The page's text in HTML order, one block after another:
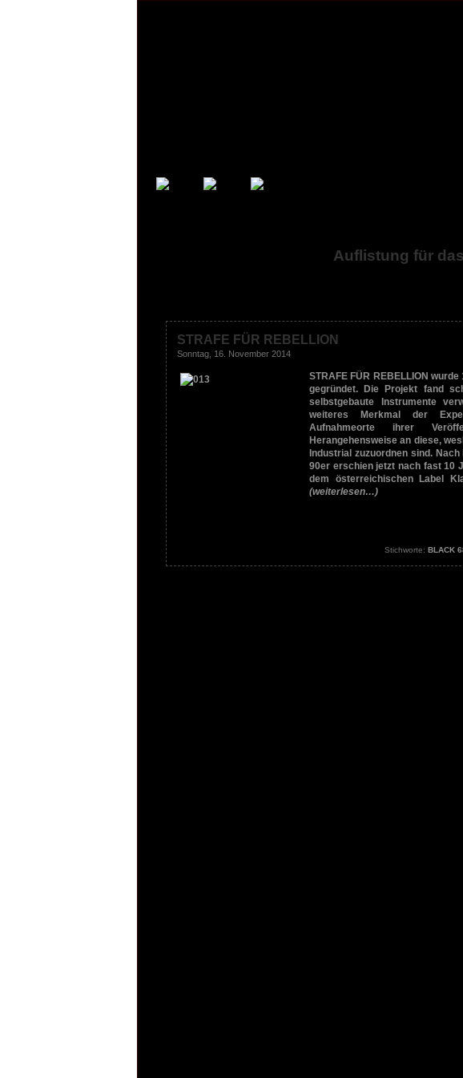
Auflistung für das
STRAFE FÜR REBELLION
Sonntag, 16. November 2014
STRAFE FÜR REBELLION
gegründet. Die Projekt fand
selbstgebaute Instrumente
weiteres Merkmal der
Aufnahmeorte ihrer
Herangehensweise an diese,
Industrial zuzuordnen sind.
90er erschien jetzt nach fast 10
dem österreichischen Label
(weiterlesen…)
Stichworte: BLACK